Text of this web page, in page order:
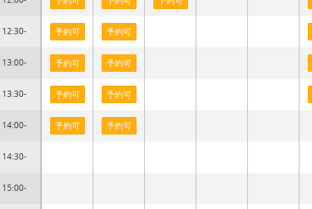
12:30-
13:00-
13:30-
14:00-
14:30-
15:00-
予約可
予約可
予約可
予約可
予約可
予約可
予約可
予約可